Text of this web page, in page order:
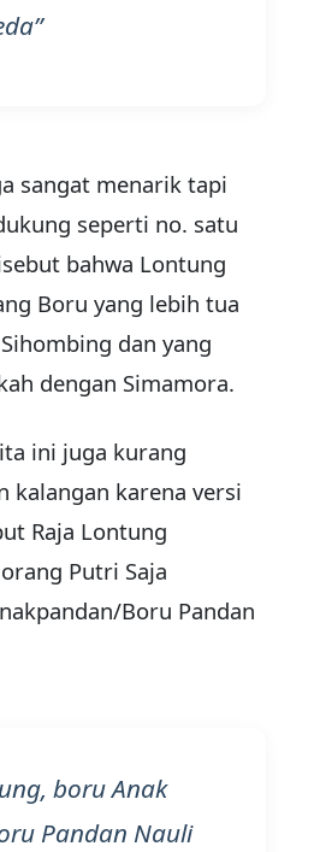
sangat menarik tapi
seperti no. satu
bahwa Lontung
Boru yang lebih tua
dan yang
dengan Simamora.
ini juga kurang
kalangan karena versi
Raja Lontung
Putri Saja
Boru Pandan
boru Anak
Pandan Nauli